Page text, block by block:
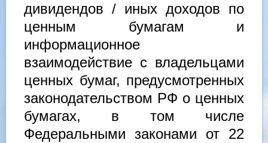
дивидендов / иных доходов по
ценным бумагам и
информационное
взаимодействие с владельцами
ценных бумаг, предусмотренных
законодательством РФ о ценных
бумагах, в том числе
Федеральными законами от 22